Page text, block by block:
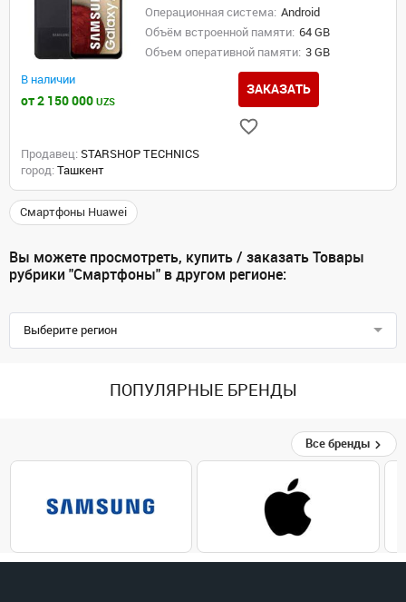
Операционная система: Android
Объём встроенной памяти: 64 GB
Объем оперативной памяти: 3 GB
В наличии
от 2 150 000 UZS
ЗАКАЗАТЬ
Продавец: STARSHOP TECHNICS
город: Ташкент
Смартфоны Huawei
Вы можете просмотреть, купить / заказать Товары
рубрики "Смартфоны" в другом регионе:
Выберите регион
ПОПУЛЯРНЫЕ БРЕНДЫ
Все бренды